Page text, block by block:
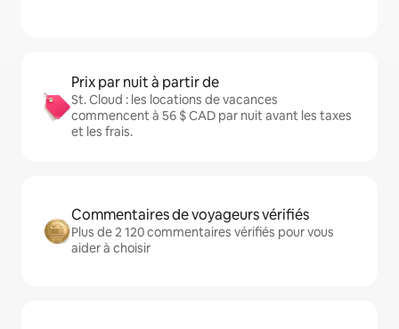
Prix par nuit à partir de
St. Cloud : les locations de vacances
commencent à 56 $ CAD par nuit avant les taxes
et les frais.
Commentaires de voyageurs vérifiés
Plus de 2 120 commentaires vérifiés pour vous
aider à choisir